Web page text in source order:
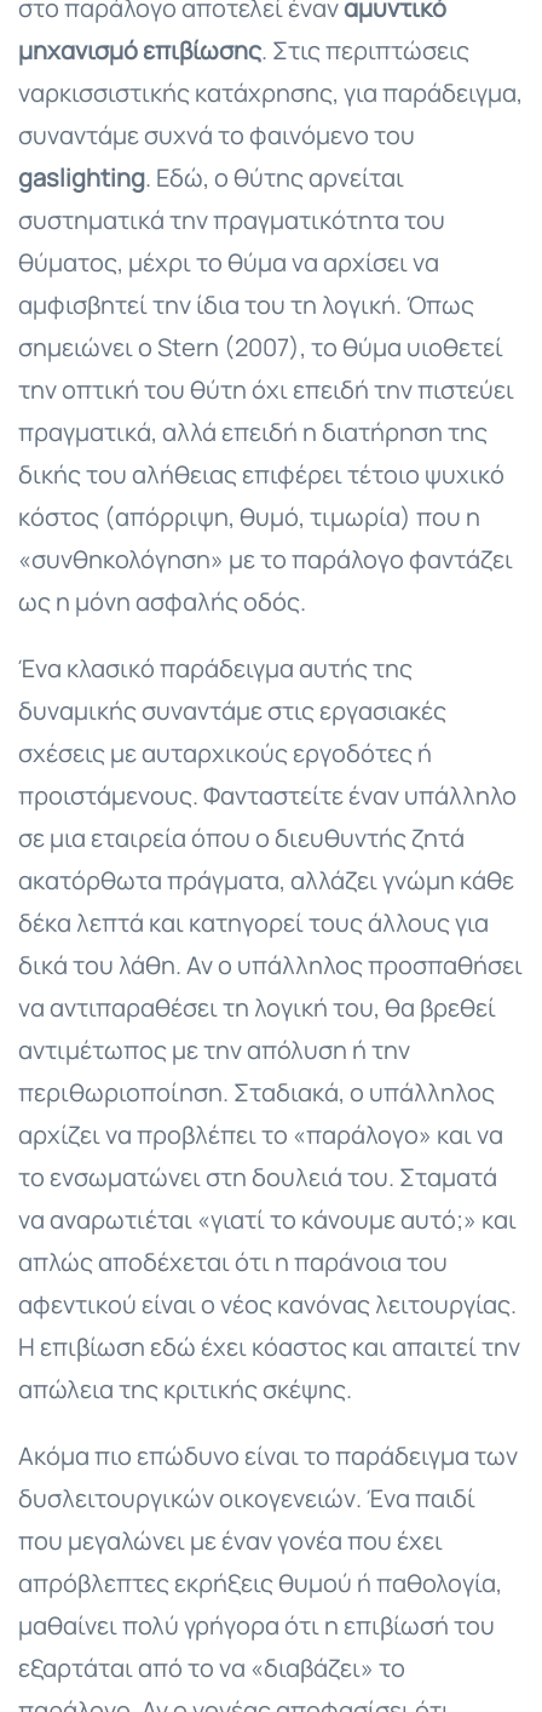
στο παράλογο αποτελεί έναναμυντικό
μηχανισμό επιβίωσης. Στις περιπτώσεις
ναρκισσιστικής κατάχρησης, για παράδειγμα,
συναντάμε συχνά το φαινόμενο του
gaslighting. Εδώ, ο θύτης αρνείται
συστηματικά την πραγματικότητα του
θύματος, μέχρι το θύμα να αρχίσει να
αμφισβητεί την ίδια του τη λογική. Όπως
σημειώνει ο Stern (2007), το θύμα υιοθετεί
την οπτική του θύτη όχι επειδή την πιστεύει
πραγματικά, αλλά επειδή η διατήρηση της
δικής του αλήθειας επιφέρει τέτοιο ψυχικό
κόστος (απόρριψη, θυμό, τιμωρία) που η
«συνθηκολόγηση» με το παράλογο φαντάζει
ως η μόνη ασφαλής οδός.
Ένα κλασικό παράδειγμα αυτής της
δυναμικής συναντάμε στις εργασιακές
σχέσεις με αυταρχικούς εργοδότες ή
προιστάμενους. Φανταστείτε έναν υπάλληλο
σε μια εταιρεία όπου ο διευθυντής ζητά
ακατόρθωτα πράγματα, αλλάζει γνώμη κάθε
δέκα λεπτά και κατηγορεί τους άλλους για
δικά του λάθη. Αν ο υπάλληλος προσπαθήσει
να αντιπαραθέσει τη λογική του, θα βρεθεί
αντιμέτωπος με την απόλυση ή την
περιθωριοποίηση. Σταδιακά, ο υπάλληλος
αρχίζει να προβλέπει το «παράλογο» και να
το ενσωματώνει στη δουλειά του. Σταματά
να αναρωτιέται «γιατί το κάνουμε αυτό;» και
απλώς αποδέχεται ότι η παράνοια του
αφεντικού είναι ο νέος κανόνας λειτουργίας.
Η επιβίωση εδώ έχει κόαστος και απαιτεί την
απώλεια της κριτικής σκέψης.
Ακόμα πιο επώδυνο είναι το παράδειγμα των
δυσλειτουργικών οικογενειών. Ένα παιδί
που μεγαλώνει με έναν γονέα που έχει
απρόβλεπτες εκρήξεις θυμού ή παθολογία,
μαθαίνει πολύ γρήγορα ότι η επιβίωσή του
εξαρτάται από το να «διαβάζει» το